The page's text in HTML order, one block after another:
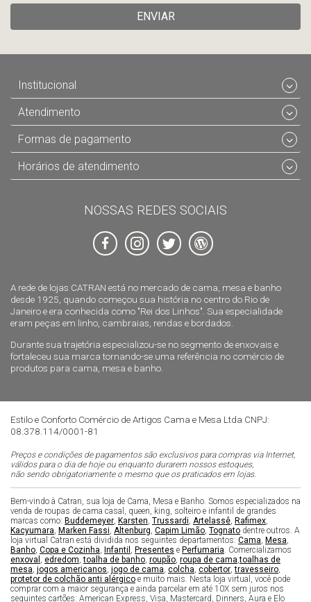
ENVIAR
A rede de lojas CATRAN está no mercado de cama, mesa e banho
desde 1925, quando começou sua história no centro do Rio de
Janeiro e era conhecida como "Rei dos Linhos". Sua especialidade
eram peças em linho, cambraias, rendas e bordados.
Durante sua trajetória especializou-se no segmento de enxovais e
fortaleceu sua marca tornando-se uma referência no comércio de
produtos para cama, mesa e banho.
Institucional
Atendimento
Formas de pagamento
Horários de atendimento
NOSSAS REDES SOCIAIS
Estilo e Conforto Comércio de Artigos Cama e Mesa Ltda CNPJ:
08.378.114/0001-81
Preços e condições de pagamentos são exclusivos para compras via Internet,
válidos para o dia de hoje ou enquanto durarem nossos estoques,
não sendo obrigatoriamente o mesmo que os praticados em lojas.
Bem-vindo à Catran, sua loja de Cama, Mesa e Banho. Somos especializados na
venda de roupas de cama casal, queen, king, solteiro e infantil de grandes
marcas como: Buddemeyer Karsten Trussardi Artelassê Rafimex
Kacyumara Marken Fassi Altenburg Capim Limão Tognato dentre outros. A
loja virtual Catran está dividida nos seguintes departamentos: Cama Mesa
Banho Copa e Cozinha Infantil Presentes e Perfumaria . Comercializamos
enxoval
edredom ,toalha de banho roupão roupa de cama ,toalhas de
mesa jogos americanos jogo de cama colcha cobertor ,travesseiro
protetor de colchão anti alérgico e muito mais. Nesta loja virtual, você pode
comprar com a maior segurança e ainda parcelar em até 10X sem juros nos
seguintes cartões: American Express, Visa, Mastercard, Dinners, Aura e Elo